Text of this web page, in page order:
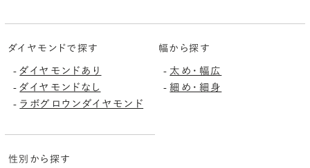
ダイヤモンドで探す
-ダイヤモンドあり
-ダイヤモンドなし
- ラボグロウンダイヤモンド
幅から探す
- 太め・幅広
-細め・細身
性別から探す